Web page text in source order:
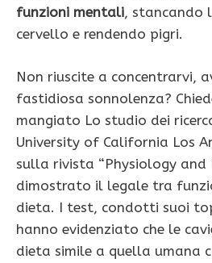
funzioni mentali, stancando
cervello e rendendo pigri.
Non riuscite a concentrarvi,
fastidiosa sonnolenza?
mangiato Lo studio dei
University of California Los
sulla rivista “Physiology and
dimostrato il legale tra
dieta. I test, condotti suoi
hanno evidenziato che le
dieta simile a quella umana